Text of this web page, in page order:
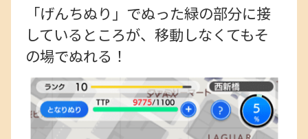
「げんちぬり」でぬった緑の部分に接
しているところが、移動しなくてもそ
の場でぬれる！